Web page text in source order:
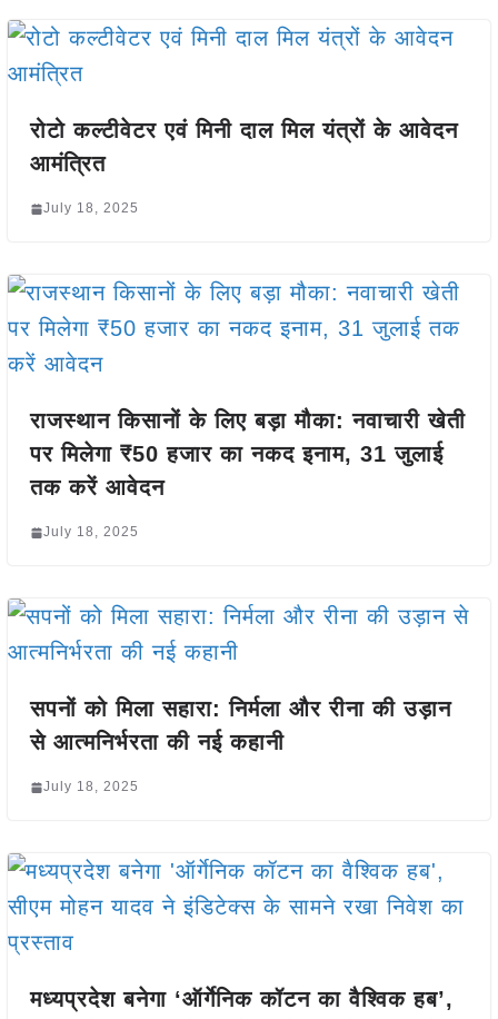
रोटो कल्टीवेटर एवं मिनी दाल मिल यंत्रों के आवेदन
आमंत्रित
July 18, 2025
राजस्थान किसानों के लिए बड़ा मौका: नवाचारी खेती
पर मिलेगा ₹50 हजार का नकद इनाम, 31 जुलाई
तक करें आवेदन
July 18, 2025
सपनों को मिला सहारा: निर्मला और रीना की उड़ान
से आत्मनिर्भरता की नई कहानी
July 18, 2025
मध्यप्रदेश बनेगा ‘ऑर्गेनिक कॉटन का वैश्विक हब’,